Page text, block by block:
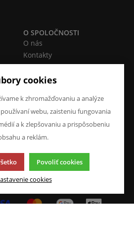
O SPOLOČNOSTI
O nás
Kontakty
NAPÍŠTE NÁM
Chcete nám niečo povedať o
našich produktoch alebo e-
Chcem napísať správu
cookies
k zhromažďovaniu a analýze
webu, zaisteniu fungovania
a k zlepšovaniu a prispôsobeniu
a reklám.
Povoliť cookies
cookies